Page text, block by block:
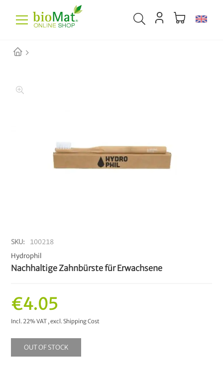
SKU
100218
Hydrophil
Nachhaltige Zahnbürste für Erwachsene
€4.05
Incl. 22% VAT ,excl.Shipping Cost
OUT OF STOCK